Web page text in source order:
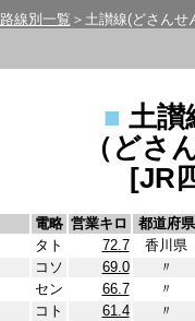
路線別一覧 ＞土讃線(どさんせ
■ 土
（どさ
[JR
電略 営業キロ 都道府県
タト 72.7 香川県
コソ 69.0
〃
セン 66.7 〃
コト 61.4 〃